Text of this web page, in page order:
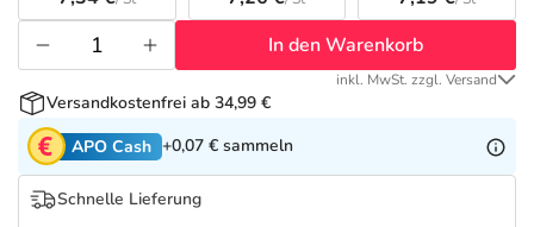
Tierapotheke
Vitamine & Mineralstoffe
Marken
Salus Deals
In den Warenkorb
inkl. MwSt. zzgl. Versand
Versandkostenfrei ab 34,99 €
APO Cash +0,07 € sammeln
Schnelle Lieferung